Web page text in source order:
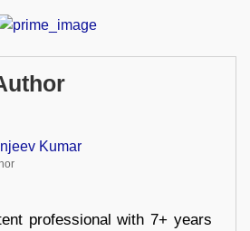
Kumar
professional with 7+ years